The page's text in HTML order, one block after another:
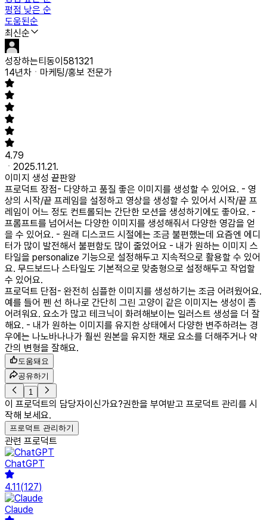
평점 낮은 순
도움된순
최신순
성장하는티동이581321
14년차
마케팅/홍보 전문가
4.79
2025.11.21.
이미지 생성 끝판왕
프로덕트 장점- 다양하고 품질 좋은 이미지를 생성할 수 있어요. - 영
상의 시작/끝 프레임을 설정하고 영상을 생성할 수 있어서 시작/끝 프
레임이 어느 정도 컨트롤되는 간단한 모션을 생성하기에도 좋아요. -
프롬프트를 넘어서는 다양한 이미지를 생성해줘서 다양한 영감을 얻
을 수 있어요. - 원래 디스코드 시절에는 조금 불편했는데 요즘엔 에디
터가 많이 발전해서 불편함도 많이 줄었어요 - 내가 원하는 이미지 스
타일을 personalize 기능으로 설정해두고 지속적으로 활용할 수 있어
요. 무드보드나 스타일도 기본적으로 맞춤형으로 설정해두고 작업할
수 있어요.
프로덕트 단점- 완전히 심플한 이미지를 생성하기는 조금 어려웠어요.
예를 들어 펜 선 하나로 간단히 그린 고양이 같은 이미지는 생성이 좀
어려워요. 요소가 많고 테크닉이 화려해보이는 일러스트 생성을 더 잘
해요. - 내가 원하는 이미지를 유지한 상태에서 다양한 변주하려는 경
우에는 나노바나나가 훨씬 원본을 유지한 채로 요소를 더해주거나 약
간의 변형을 잘해요.
도움돼요
공유하기
1
이 프로덕트의 담당자이신가요?권한을 부여받고 프로덕트 관리를 시
작해 보세요.
프로덕트 관리하기
관련 프로덕트
ChatGPT
4.11(127)
Claude